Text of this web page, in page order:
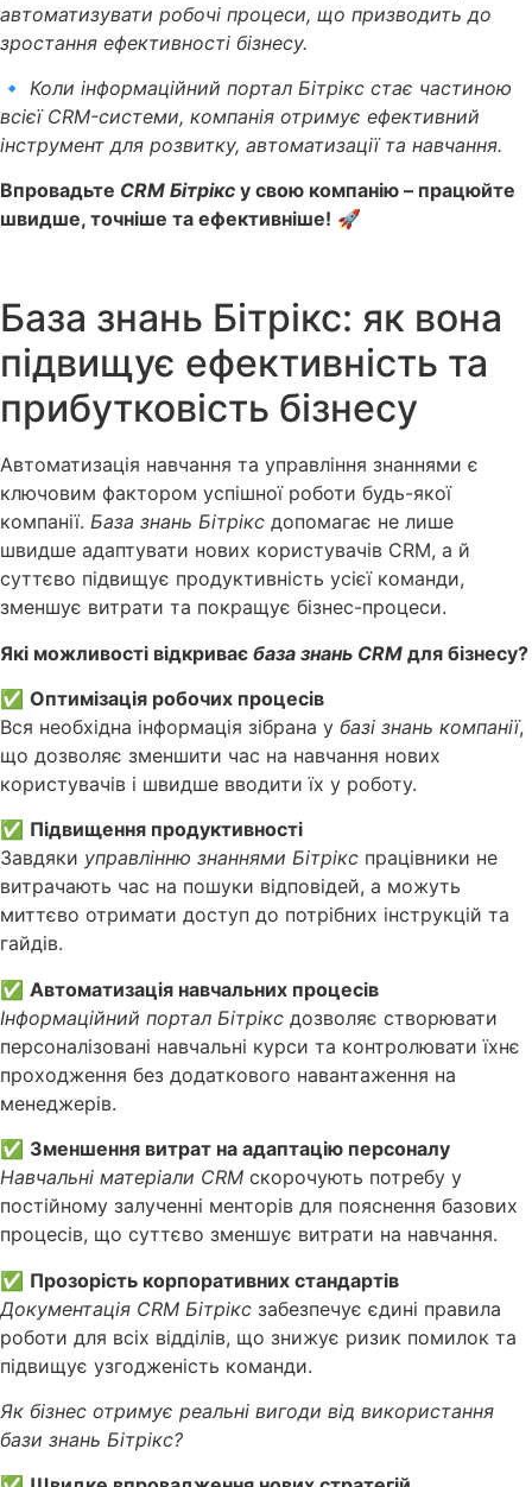
автоматизувати робочі процеси, що призводить до
зростання ефективності бізнесу.
🔹 Коли інформаційний портал Бітрікс стає частиною
всієї CRM-системи, компанія отримує ефективний
інструмент для розвитку, автоматизації та навчання.
Впровадьте CRM Бітрікс у свою компанію – працюйте
швидше, точніше та ефективніше! 🚀
База знань Бітрікс: як вона
підвищує ефективність та
прибутковість бізнесу
Автоматизація навчання та управління знаннями є
ключовим фактором успішної роботи будь-якої
компанії. База знань Бітрікс допомагає не лише
швидше адаптувати нових користувачів CRM, а й
суттєво підвищує продуктивність усієї команди,
зменшує витрати та покращує бізнес-процеси.
Які можливості відкриває база знань CRM для бізнесу?
✅ Оптимізація робочих процесів
Вся необхідна інформація зібрана у базі знань компанії,
що дозволяє зменшити час на навчання нових
користувачів і швидше вводити їх у роботу.
✅ Підвищення продуктивності
Завдяки управлінню знаннями Бітрікс працівники не
витрачають час на пошуки відповідей, а можуть
миттєво отримати доступ до потрібних інструкцій та
гайдів.
✅ Автоматизація навчальних процесів
Інформаційний портал Бітрікс дозволяє створювати
персоналізовані навчальні курси та контролювати їхнє
проходження без додаткового навантаження на
менеджерів.
✅ Зменшення витрат на адаптацію персоналу
Навчальні матеріали CRM скорочують потребу у
постійному залученні менторів для пояснення базових
процесів, що суттєво зменшує витрати на навчання.
✅ Прозорість корпоративних стандартів
Документація CRM Бітрікс забезпечує єдині правила
роботи для всіх відділів, що знижує ризик помилок та
підвищує узгодженість команди.
Як бізнес отримує реальні вигоди від використання
бази знань Бітрікс?